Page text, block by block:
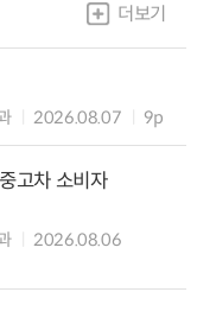
더보기
2026.08.07 9p
고차 소비자
2026.08.06